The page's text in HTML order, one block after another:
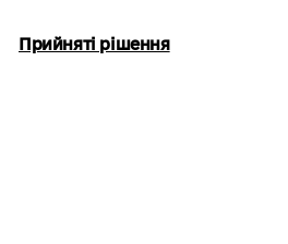
Прийняті рішення